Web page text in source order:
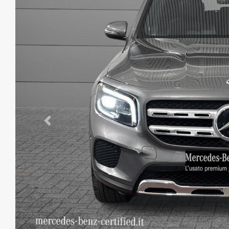
Previous